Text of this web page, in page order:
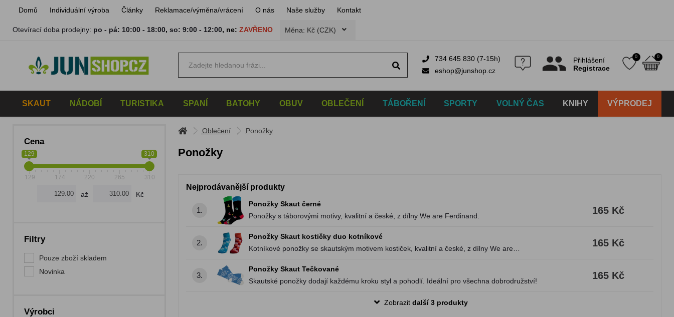
Domů Individuální výroba Články Reklamace/výměna/vrácení O nás Naše služby Kontakt
Otevírací doba prodejny: po - pá: 10:00 - 18:00,so: 9:00 - 12:00, ne: ZAVŘENO Měna: Kč (CZK)
734 645 830 (7-15h)
eshop@junshop.cz
Přihlášení
Registrace
0 0
SKAUT NÁDOBÍ TURISTIKA SPANÍ BATOHY OBUV OBLEČENÍ TÁBOŘENÍ SPORTY VOLNÝ ČAS KNIHY VÝPRODEJ
Cena
129 310
129 174 220 265 310
až Kč
Filtry
Pouze zboží skladem
Novinka
Výrobci
Oblečení Ponožky
Ponožky
Nejprodávanější produkty
1.
Ponožky Skaut černé
Ponožky s táborovými motivy, kvalitní a české, z dílny We are Ferdinand.
165 Kč
2.
Ponožky Skaut kostičky duo kotníkové
Kotníkové ponožky se skautským motivem kostiček, kvalitní a české, z dílny We are
165 Kč
3.
Ponožky Skaut Tečkované
Skautské ponožky dodají každému kroku styl a pohodlí. Ideální pro všechna dobrodružství!
165 Kč
Zobrazitdalší 3 produkty